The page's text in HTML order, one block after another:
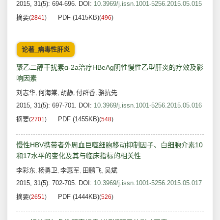
2015, 31(5): 694-696. DOI: 10.3969/j.issn.1001-5256.2015.05.015
摘要(2841) PDF (1415KB)(496)
论著_病毒性肝炎
聚乙二醇干扰素α-2a治疗HBeAg阴性慢性乙型肝炎的疗效及影
响因素
刘志华, 何海棠, 胡静, 付群香, 骆抗先
2015, 31(5): 697-701. DOI: 10.3969/j.issn.1001-5256.2015.05.016
摘要(2701) PDF (1455KB)(548)
慢性HBV携带者外周血巨噬细胞移动抑制因子、白细胞介素10
和17水平的变化及其与临床指标的相关性
李彩东, 杨勇卫, 李惠军, 田鹏飞, 吴斌
2015, 31(5): 702-705. DOI: 10.3969/j.issn.1001-5256.2015.05.017
摘要(2651) PDF (1444KB)(526)